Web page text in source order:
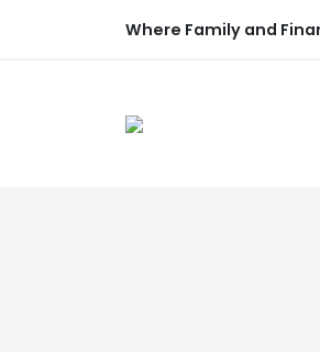
Where Family and